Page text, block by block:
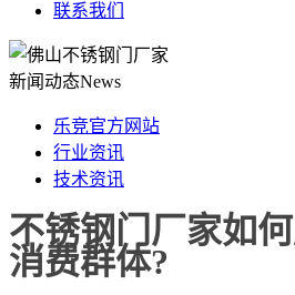
联系我们
新闻动态News
乐竞官方网站
行业资讯
技术资讯
不锈钢门厂家如
消费群体?